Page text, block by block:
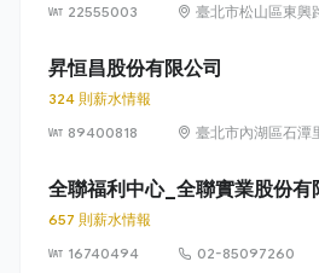
22555003
臺北市松山區東興
昇恒昌股份有限公司
324 則薪水情報
89400818
臺北市內湖區石潭
全聯福利中心_全聯實業股份有
657 則薪水情報
16740494
02-85097260